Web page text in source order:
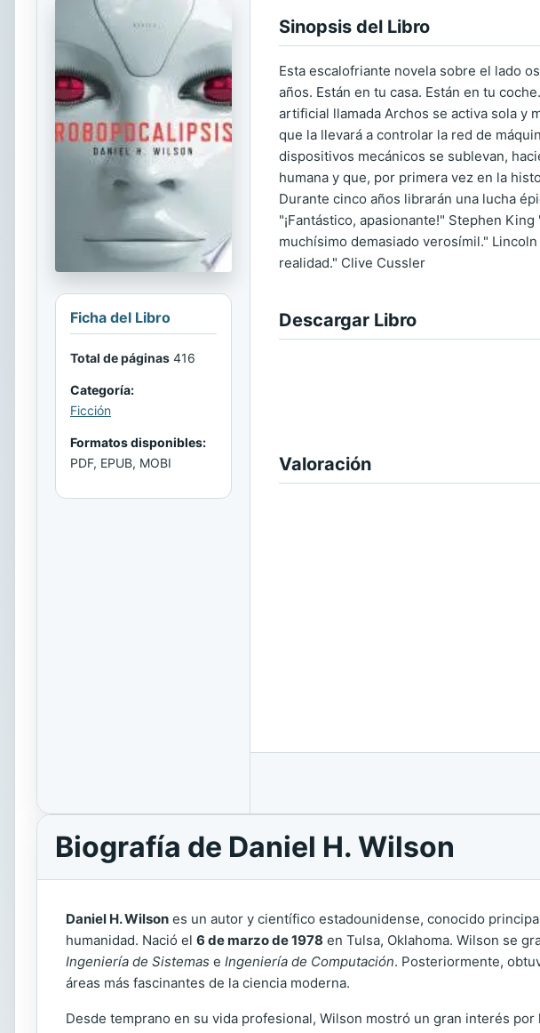
Ficha del Libro
Total de páginas 416
Categoría:
Ficción
Formatos disponibles:
PDF, EPUB, MOBI
Sinopsis del Libro
Esta escalofriante novela sobre el lado
años. Están en tu casa. Están en tu
artificial llamada Archos se activa sola y
que la llevará a controlar la red de
dispositivos mecánicos se sublevan,
humana y que, por primera vez en la
Durante cinco años librarán una lucha
"¡Fantástico, apasionante!" Stephen
muchísimo demasiado verosímil."
realidad." Clive Cussler
Descargar Libro
Valoración
Biografía de Daniel H. Wilson
Daniel H. Wilson es un autor y científico estadounidense, conocido
humanidad. Nació el 6 de marzo de 1978 en Tulsa, Oklahoma. Wilson se
Ingeniería de Sistemas e Ingeniería de Computación. Posteriormente,
áreas más fascinantes de la ciencia moderna.
Desde temprano en su vida profesional, Wilson mostró un gran interés